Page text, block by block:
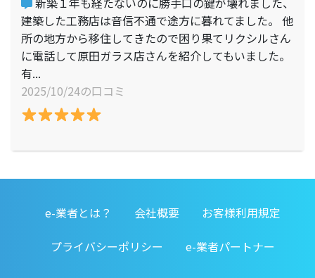
建築した工務店は音信不通で途方に暮れてました。 他
所の地方から移住してきたので困り果てリクシルさん
に電話して原田ガラス店さんを紹介してもいました。
有...
2025/10/24の口コミ
e-業者とは？ 会社概要
お客様利用規定
プライバシーポリシー
e-業者パートナー